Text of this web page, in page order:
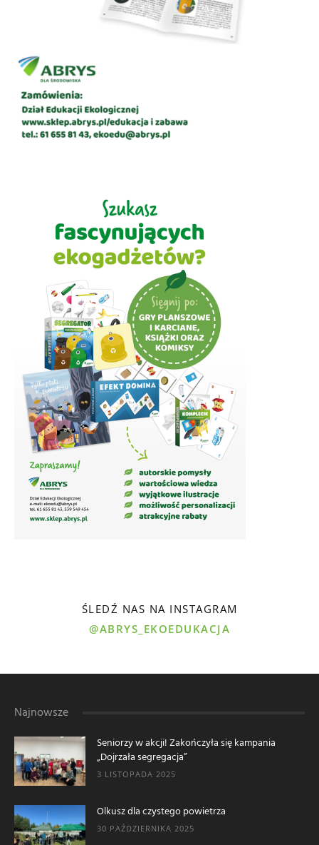
ŚLEDŹ NAS NA INSTAGRAM
@ABRYS_EKOEDUKACJA
Najnowsze
Seniorzy w akcji! Zakończyła się kampania
„Dojrzała segregacja”
3 LISTOPADA 2025
Olkusz dla czystego powietrza
30 PAŹDZIERNIKA 2025